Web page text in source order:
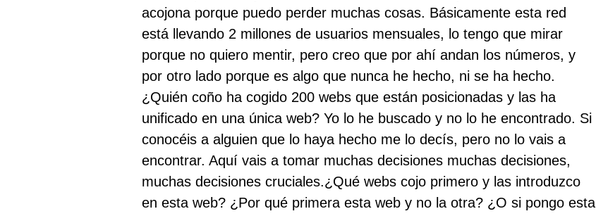
acojona porque puedo perder muchas cosas. Básicamente esta red
está llevando 2 millones de usuarios mensuales, lo tengo que mirar
porque no quiero mentir, pero creo que por ahí andan los números, y
por otro lado porque es algo que nunca he hecho, ni se ha hecho.
¿Quién coño ha cogido 200 webs que están posicionadas y las ha
unificado en una única web? Yo lo he buscado y no lo he encontrado. Si
conocéis a alguien que lo haya hecho me lo decís, pero no lo vais a
encontrar. Aquí vais a tomar muchas decisiones muchas decisiones,
muchas decisiones cruciales.¿Qué webs cojo primero y las introduzco
en esta web? ¿Por qué primera esta web y no la otra? ¿O si pongo esta